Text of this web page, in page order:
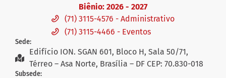
Biênio: 2026 - 2027
(71) 3115-4576 - Administrativo
(71) 3115-4466 - Eventos
Sede:
Edifício ION. SGAN 601, Bloco H, Sala 50/71,
Térreo – Asa Norte, Brasília – DF CEP: 70.830-018
Subsede: